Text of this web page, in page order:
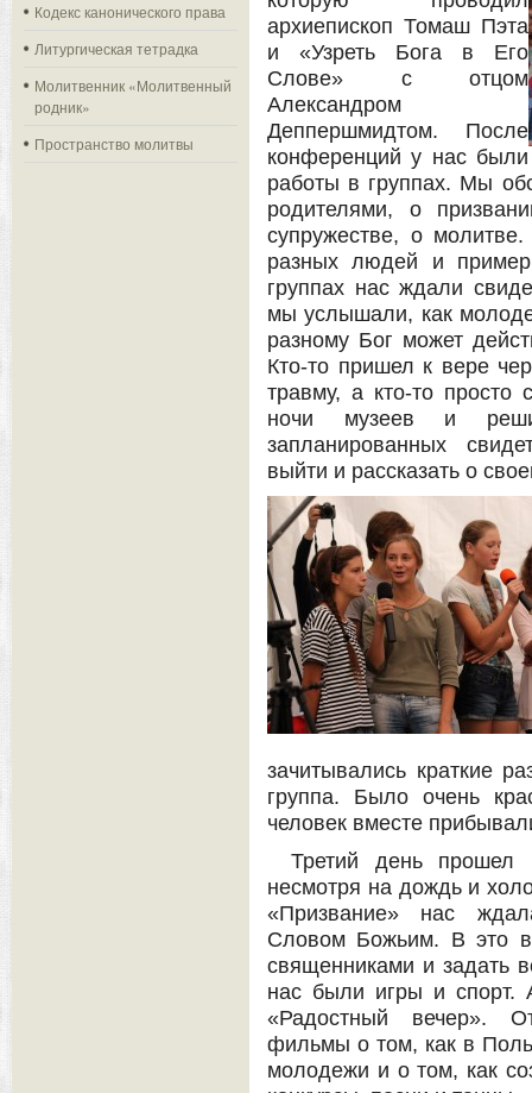
Кодекс канонического права
Литургическая тетрадка
Молитвенник «Молитвенный
родник»
Пространство молитвы
архиепископ Томаш Пэта
и «Узреть Бога в Его
Слове» с отцом
Александром
Деппершмидтом. После
конференций у нас были
работы в группах. Мы
родителями, о
супружестве, о
разных людей и
группах нас ждали
мы услышали, как
разному Бог может
Кто-то пришел к вере
травму, а кто-то
ночи музеев и
запланированных
выйти и рассказать о
зачитывались краткие
группа. Было очень
человек вместе
Третий день прошел
несмотря на дождь и
«Призвание» нас
Словом Божьим. В это
священниками и задать
нас были игры и спорт.
«Радостный вечер».
фильмы о том, как в
молодежи и о том, как